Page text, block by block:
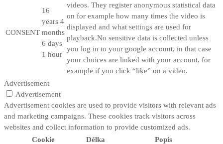
CONSENT
16
years 4
months
6 days
1 hour
videos. They register anonymous statistical data
on for example how many times the video is
displayed and what settings are used for
playback.No sensitive data is collected unless
you log in to your google account, in that case
your choices are linked with your account, for
example if you click “like” on a video.
Advertisement
Advertisement
Advertisement cookies are used to provide visitors with relevant ads
and marketing campaigns. These cookies track visitors across
websites and collect information to provide customized ads.
Cookie
Délka Popis